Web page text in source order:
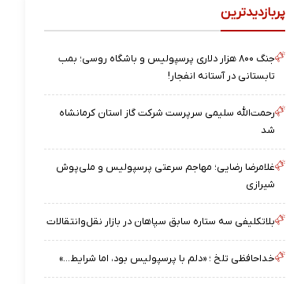
پربازدیدترین
جنگ ۸۰۰ هزار دلاری پرسپولیس و باشگاه روسی؛ بمب
تابستانی در آستانه انفجار!
رحمت‌الله سلیمی سرپرست شرکت گاز استان کرمانشاه
شد
غلامرضا رضایی؛ مهاجم سرعتی پرسپولیس و ملی‌پوش
شیرازی
بلاتکلیفی سه ستاره سابق سپاهان در بازار نقل‌وانتقالات
خداحافظی تلخ ؛ «دلم با پرسپولیس بود، اما شرایط…»